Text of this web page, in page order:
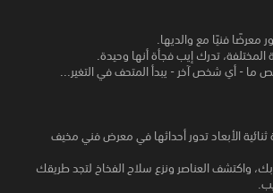
معرضًا فنيًا مع والديها.
المختلفة، تدرك إيب فجأة أنها وحيدة.
ما - أي شخص آخر - يبدأ المتحف في التغير...
الأبعاد تدور أحداثها في معرض فني مخيف
واكتشف العناصر ونزع سلاح الفخاخ لتجد طريقك